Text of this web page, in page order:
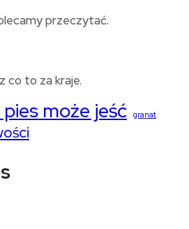
przeczytać.
co to za kraje.
może jeść granat